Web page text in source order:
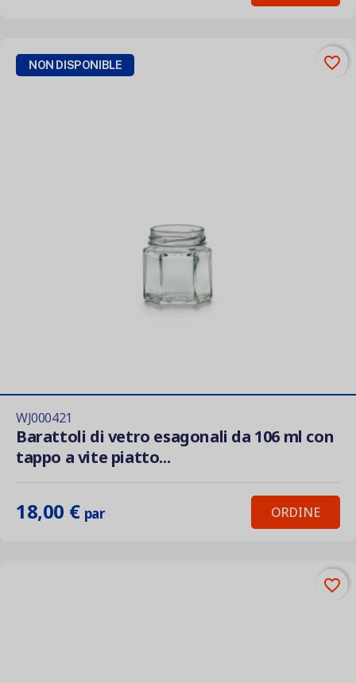
WJ000421
Barattoli di vetro esagonali da 106 ml con
tappo a vite piatto...
18,00 € par ORDINE
NON DISPONIBLE favorite_border
favorite_border